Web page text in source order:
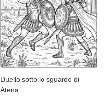
Duello sotto lo sguardo di
Atena